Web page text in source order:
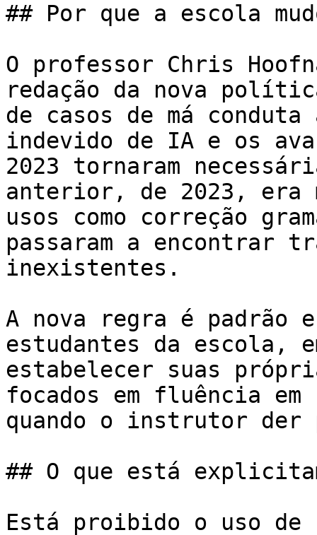
## Por que a escola
O professor Chris
redação da nova
de casos de má
indevido de IA e os
2023 tornaram
anterior, de 2023, era
usos como correção
passaram a encontrar
inexistentes.
A nova regra é padrão
estudantes da escola,
estabelecer suas
focados em fluência
quando o instrutor der
## O que está
Está proibido o uso